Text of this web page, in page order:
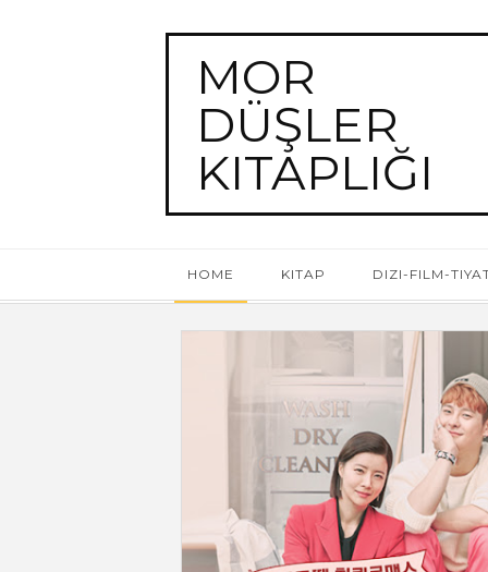
MOR
DÜŞLER
KITAPLIĞI
HOME KITAP DIZI-FILM-